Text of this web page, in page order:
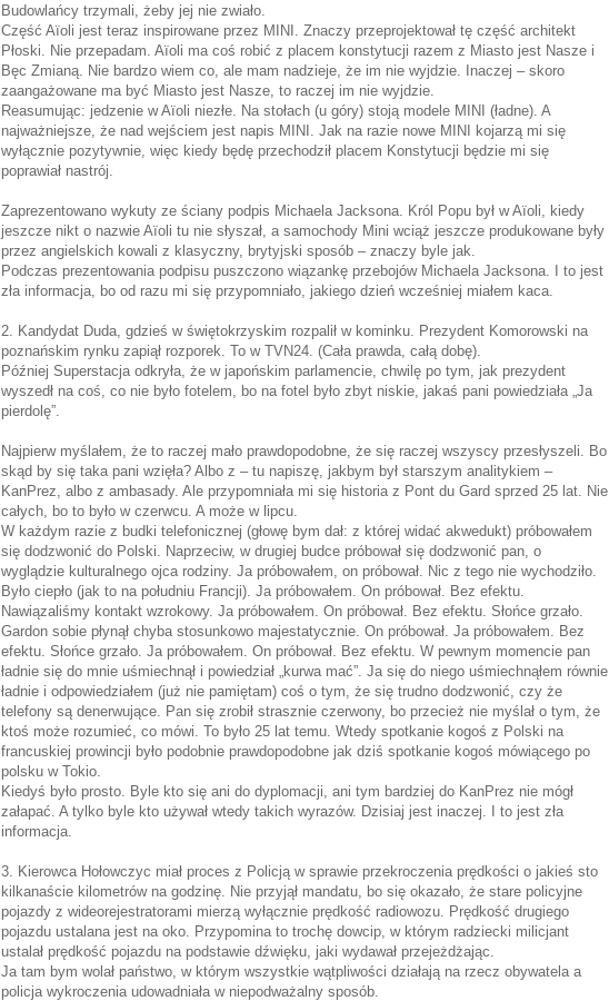
Budowlańcy trzymali, żeby jej nie zwiało.
Część Aïoli jest teraz inspirowane przez MINI. Znaczy przeprojektował tę część architekt
Płoski. Nie przepadam. Aïoli ma coś robić z placem konstytucji razem z Miasto jest Nasze i
Bęc Zmianą. Nie bardzo wiem co, ale mam nadzieje, że im nie wyjdzie. Inaczej – skoro
zaangażowane ma być Miasto jest Nasze, to raczej im nie wyjdzie.
Reasumując: jedzenie w Aïoli niezłe. Na stołach (u góry) stoją modele MINI (ładne). A
najważniejsze, że nad wejściem jest napis MINI. Jak na razie nowe MINI kojarzą mi się
wyłącznie pozytywnie, więc kiedy będę przechodził placem Konstytucji będzie mi się
poprawiał nastrój.
Zaprezentowano wykuty ze ściany podpis Michaela Jacksona. Król Popu był w Aïoli, kiedy
jeszcze nikt o nazwie Aïoli tu nie słyszał, a samochody Mini wciąż jeszcze produkowane były
przez angielskich kowali z klasyczny, brytyjski sposób – znaczy byle jak.
Podczas prezentowania podpisu puszczono wiązankę przebojów Michaela Jacksona. I to jest
zła informacja, bo od razu mi się przypomniało, jakiego dzień wcześniej miałem kaca.
2. Kandydat Duda, gdzieś w świętokrzyskim rozpalił w kominku. Prezydent Komorowski na
poznańskim rynku zapiął rozporek. To w TVN24. (Cała prawda, całą dobę).
Później Superstacja odkryła, że w japońskim parlamencie, chwilę po tym, jak prezydent
wyszedł na coś, co nie było fotelem, bo na fotel było zbyt niskie, jakaś pani powiedziała „Ja
pierdolę”.
Najpierw myślałem, że to raczej mało prawdopodobne, że się raczej wszyscy przesłyszeli. Bo
skąd by się taka pani wzięła? Albo z – tu napiszę, jakbym był starszym analitykiem –
KanPrez, albo z ambasady. Ale przypomniała mi się historia z Pont du Gard sprzed 25 lat. Nie
całych, bo to było w czerwcu. A może w lipcu.
W każdym razie z budki telefonicznej (głowę bym dał: z której widać akwedukt) próbowałem
się dodzwonić do Polski. Naprzeciw, w drugiej budce próbował się dodzwonić pan, o
wyglądzie kulturalnego ojca rodziny. Ja próbowałem, on próbował. Nic z tego nie wychodziło.
Było ciepło (jak to na południu Francji). Ja próbowałem. On próbował. Bez efektu.
Nawiązaliśmy kontakt wzrokowy. Ja próbowałem. On próbował. Bez efektu. Słońce grzało.
Gardon sobie płynął chyba stosunkowo majestatycznie. On próbował. Ja próbowałem. Bez
efektu. Słońce grzało. Ja próbowałem. On próbował. Bez efektu. W pewnym momencie pan
ładnie się do mnie uśmiechnął i powiedział „kurwa mać”. Ja się do niego uśmiechnąłem równie
ładnie i odpowiedziałem (już nie pamiętam) coś o tym, że się trudno dodzwonić, czy że
telefony są denerwujące. Pan się zrobił strasznie czerwony, bo przecież nie myślał o tym, że
ktoś może rozumieć, co mówi. To było 25 lat temu. Wtedy spotkanie kogoś z Polski na
francuskiej prowincji było podobnie prawdopodobne jak dziś spotkanie kogoś mówiącego po
polsku w Tokio.
Kiedyś było prosto. Byle kto się ani do dyplomacji, ani tym bardziej do KanPrez nie mógł
załapać. A tylko byle kto używał wtedy takich wyrazów. Dzisiaj jest inaczej. I to jest zła
informacja.
3. Kierowca Hołowczyc miał proces z Policją w sprawie przekroczenia prędkości o jakieś sto
kilkanaście kilometrów na godzinę. Nie przyjął mandatu, bo się okazało, że stare policyjne
pojazdy z wideorejestratorami mierzą wyłącznie prędkość radiowozu. Prędkość drugiego
pojazdu ustalana jest na oko. Przypomina to trochę dowcip, w którym radziecki milicjant
ustalał prędkość pojazdu na podstawie dźwięku, jaki wydawał przejeżdżając.
Ja tam bym wolał państwo, w którym wszystkie wątpliwości działają na rzecz obywatela a
policja wykroczenia udowadniała w niepodważalny sposób.